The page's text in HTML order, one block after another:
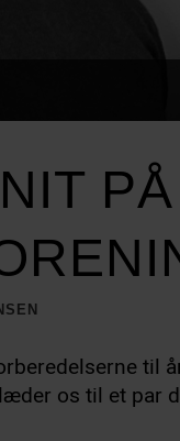
til
os til et par